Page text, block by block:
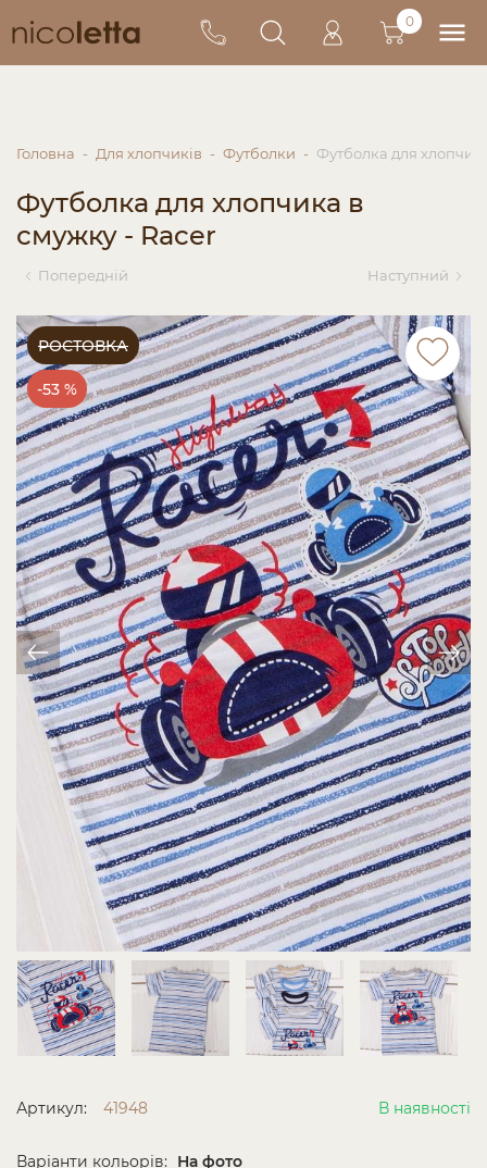
0
Головна Для хлопчиків Футболки Футболка для
Футболка для хлопчика в
смужку - Racer
Попередній Наступний
РОСТОВКА
-53 %
Артикул: 41948 В наявності
Варіанти кольорів: На фото